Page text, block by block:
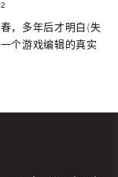
，多年后才明白(失
个游戏编辑的真实